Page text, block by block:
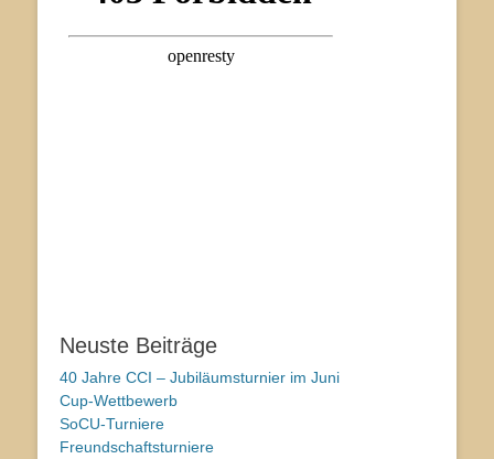
Neuste Beiträge
40 Jahre CCI – Jubiläumsturnier im Juni
Cup-Wettbewerb
SoCU-Turniere
Freundschaftsturniere